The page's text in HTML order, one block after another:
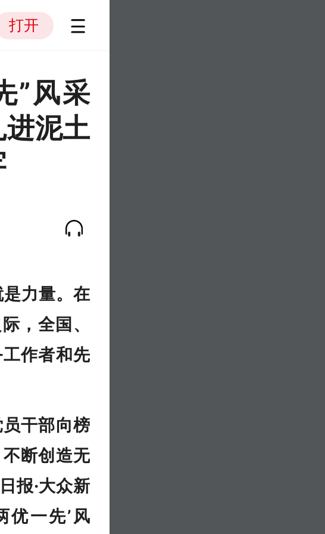
打开
”风采
进泥土
力量。在
，全国、
作者和先
干部向榜
断创造无
报·大众新
优一先’风